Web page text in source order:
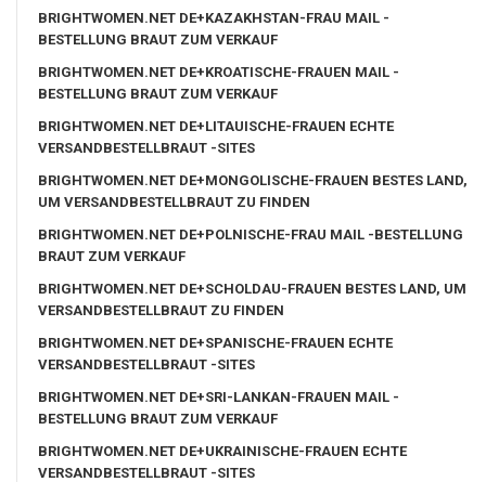
BRIGHTWOMEN.NET DE+KAZAKHSTAN-FRAU MAIL -
BESTELLUNG BRAUT ZUM VERKAUF
BRIGHTWOMEN.NET DE+KROATISCHE-FRAUEN MAIL -
BESTELLUNG BRAUT ZUM VERKAUF
BRIGHTWOMEN.NET DE+LITAUISCHE-FRAUEN ECHTE
VERSANDBESTELLBRAUT -SITES
BRIGHTWOMEN.NET DE+MONGOLISCHE-FRAUEN BESTES LAND,
UM VERSANDBESTELLBRAUT ZU FINDEN
BRIGHTWOMEN.NET DE+POLNISCHE-FRAU MAIL -BESTELLUNG
BRAUT ZUM VERKAUF
BRIGHTWOMEN.NET DE+SCHOLDAU-FRAUEN BESTES LAND, UM
VERSANDBESTELLBRAUT ZU FINDEN
BRIGHTWOMEN.NET DE+SPANISCHE-FRAUEN ECHTE
VERSANDBESTELLBRAUT -SITES
BRIGHTWOMEN.NET DE+SRI-LANKAN-FRAUEN MAIL -
BESTELLUNG BRAUT ZUM VERKAUF
BRIGHTWOMEN.NET DE+UKRAINISCHE-FRAUEN ECHTE
VERSANDBESTELLBRAUT -SITES